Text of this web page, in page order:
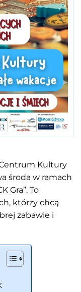
Kultury
środa w ramach
Gra”. To
którzy chcą
zabawie i